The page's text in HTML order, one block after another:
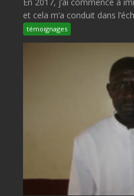
et cela m’a conduit dans
témoignages